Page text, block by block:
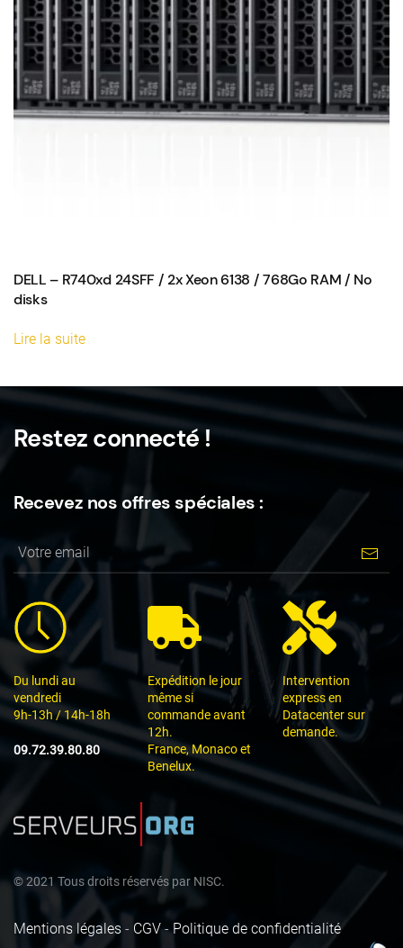
DELL – R740xd 24SFF / 2x Xeon 6138 / 768Go RAM / No
disks
Lire la suite
Restez connecté !
Recevez nos offres spéciales :
Du lundi au
vendredi
9h-13h / 14h-18h
09.72.39.80.80
Expédition le jour
même si
commande avant
12h.
France, Monaco et
Benelux.
Intervention
express en
Datacenter sur
demande.
©2021 Tous droits réservés par NISC.
Mentions légales - CGV-Politique de confidentialité